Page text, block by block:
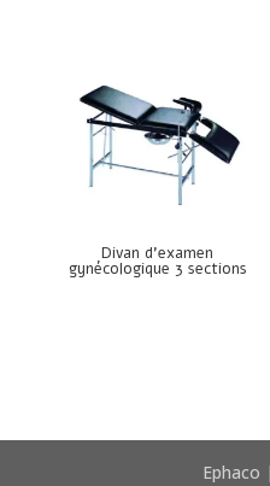
Divan d’examen
gynécologique 3 sections